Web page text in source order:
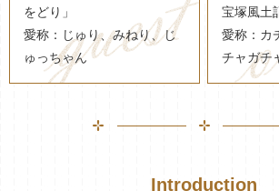
をどり」
愛称：じゅり、みねり、じ
ゅっちゃん
宝塚風土
愛称：カ
チャガチ
Introduction